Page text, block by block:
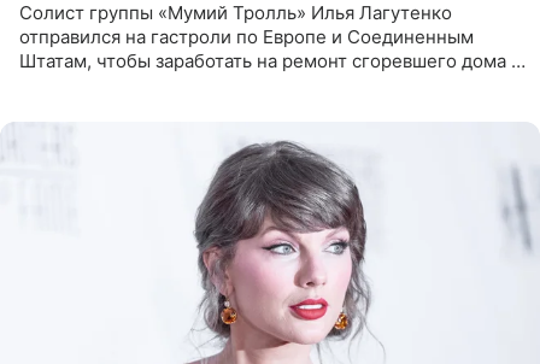
Солист группы «Мумий Тролль» Илья Лагутенко
отправился на гастроли по Европе и Соединенным
Штатам, чтобы заработать на ремонт сгоревшего дома в